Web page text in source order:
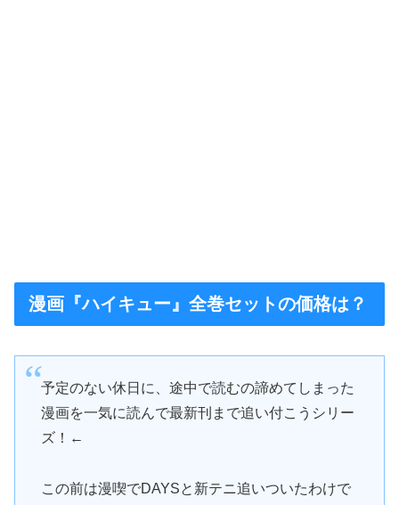
漫画『ハイキュー』全巻セットの価格は？
予定のない休日に、途中で読むの諦めてしまった
漫画を一気に読んで最新刊まで追い付こうシリー
ズ！←
この前は漫喫でDAYSと新テニ追いついたわけで